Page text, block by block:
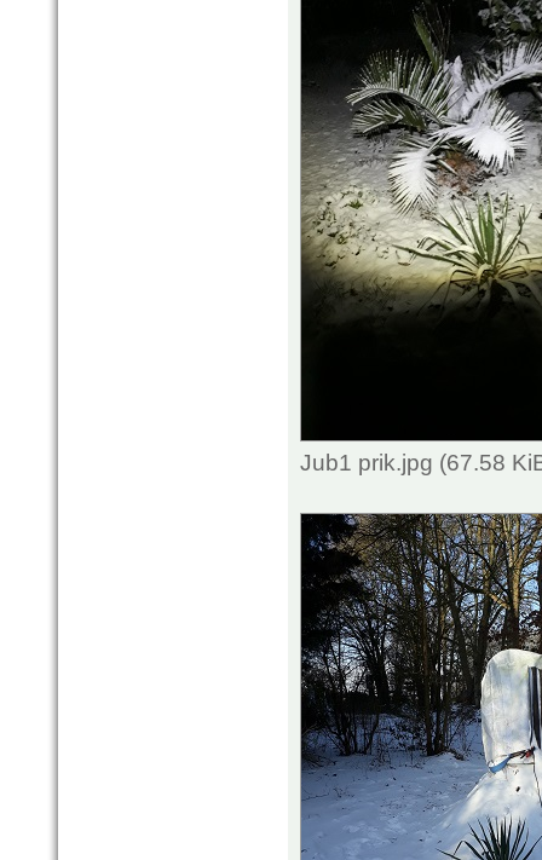
Jub1 prik.jpg (67.58